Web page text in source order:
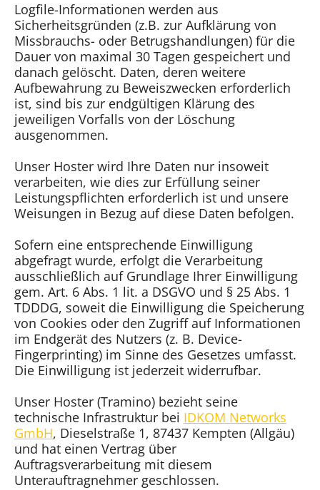
Logfile-Informationen werden aus
Sicherheitsgründen (z.B. zur Aufklärung von
Missbrauchs- oder Betrugshandlungen) für die
Dauer von maximal 30 Tagen gespeichert und
danach gelöscht. Daten, deren weitere
Aufbewahrung zu Beweiszwecken erforderlich
ist, sind bis zur endgültigen Klärung des
jeweiligen Vorfalls von der Löschung
ausgenommen.
Unser Hoster wird Ihre Daten nur insoweit
verarbeiten, wie dies zur Erfüllung seiner
Leistungspflichten erforderlich ist und unsere
Weisungen in Bezug auf diese Daten befolgen.
Sofern eine entsprechende Einwilligung
abgefragt wurde, erfolgt die Verarbeitung
ausschließlich auf Grundlage Ihrer Einwilligung
gem. Art. 6 Abs. 1 lit. a DSGVO und § 25 Abs. 1
TDDDG, soweit die Einwilligung die Speicherung
von Cookies oder den Zugriff auf Informationen
im Endgerät des Nutzers (z. B. Device-
Fingerprinting) im Sinne des Gesetzes umfasst.
Die Einwilligung ist jederzeit widerrufbar.
Unser Hoster (Tramino) bezieht seine
technische Infrastruktur bei IDKOM Networks
GmbH, Dieselstraße 1, 87437 Kempten (Allgäu)
und hat einen Vertrag über
Auftragsverarbeitung mit diesem
Unterauftragnehmer geschlossen.